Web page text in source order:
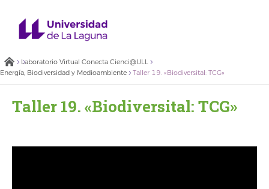
Laboratorio Virtual Conecta Cienci@ULL
Energía, Biodiversidad y Medioambiente
Taller 19. «Biodiversital: TCG»
Taller 19. «Biodiversital: TCG»